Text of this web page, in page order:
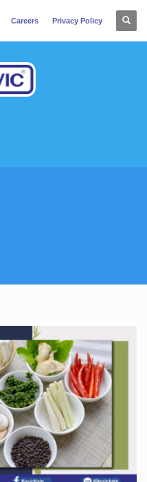
Careers Privacy Policy